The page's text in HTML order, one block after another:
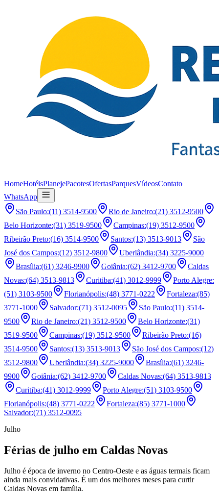
HomeHotéisPlanejePacotesOfertasParquesVídeosContato
WhatsApp
São Paulo:(11) 3514-9500 Rio de Janeiro:(21) 3512-9500
Belo Horizonte:(31) 3519-9500 Campinas:(19) 3512-9500
Ribeirão Preto:(16) 3514-9500 Santos:(13) 3513-9013
São
José dos Campos:(12) 3512-9800 Uberlândia:(34) 3225-9000
Brasília:(61) 3246-9900 Goiânia:(62) 3412-9700
Caldas
Novas:(64) 3513-9813 Curitiba:(41) 3012-9999 Porto Alegre:
(51) 3103-9500
Florianópolis:(48) 3771-0222 Fortaleza:(85)
3771-1000
Salvador:(71) 3512-0095 São Paulo:(11) 3514-
9500
Rio de Janeiro:(21) 3512-9500 Belo Horizonte:(31)
3519-9500
Campinas:(19) 3512-9500 Ribeirão Preto:(16)
3514-9500
Santos:(13) 3513-9013 São José dos Campos:(12)
3512-9800
Uberlândia:(34) 3225-9000 Brasília:(61) 3246-
9900
Goiânia:(62) 3412-9700 Caldas Novas:(64) 3513-9813
Curitiba:(41) 3012-9999 Porto Alegre:(51) 3103-9500
Florianópolis:(48) 3771-0222 Fortaleza:(85) 3771-1000
Salvador:(71) 3512-0095
Julho
Férias de julho em Caldas Novas
Julho é época de inverno no Centro-Oeste e as águas termais ficam
ainda mais convidativas. É um dos melhores meses para curtir
Caldas Novas em família.